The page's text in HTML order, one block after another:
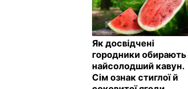
Як досвідчені
городники обирають
найсолодший кавун.
Сім ознак стиглої й